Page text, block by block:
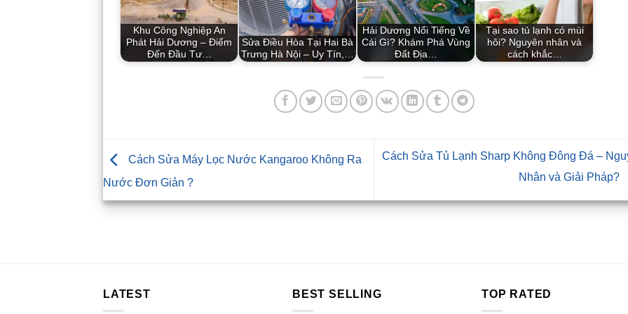
Khu Công Nghiệp An
Phát Hải Dương – Điểm
Đến Đầu Tư…
Sửa Điều Hòa Tại Hai Bà
Trưng Hà Nội – Uy Tín,…
Hải Dương Nổi Tiếng Về
Cái Gì? Khám Phá Vùng
Đất Địa…
Tại sao tủ lạnh có mùi
hôi? Nguyên nhân và
cách khắc…
Cách Sửa Máy Lọc Nước Kangaroo Không Ra
Nước Đơn Giản ?
Cách Sửa Tủ Lạnh Sharp Không Đông Đá –
Nhân và Giải Pháp?
LATEST BEST SELLING TOP RATED